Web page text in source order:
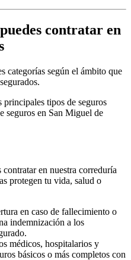
contratar en
categorías según el ámbito que
tipos de seguros
seguros en San Miguel de
en nuestra correduría
protegen tu vida, salud o
en caso de fallecimiento o
indemnización a los
médicos, hospitalarios y
básicos o más completos con